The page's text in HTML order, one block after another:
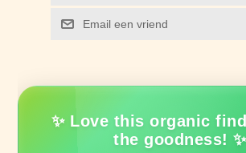
Email een vriend
✨ Love this organic
the goodness! ✨